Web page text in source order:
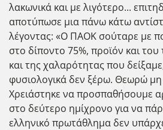
λακωνικά και με λιγότερο...
αποτύπωσε μια πάνω κάτω
λέγοντας: «O ΠΑΟΚ σούταρε με
στο δίποντο 75%, προϊόν και
και της χαλαρότητας που
φυσιολογικά δεν ξέρω. Θεωρώ μη
Χρειάστηκε να προσπαθήσουμε
στο δεύτερο ημίχρονο για να
ελληνικό πρωτάθλημα δεν